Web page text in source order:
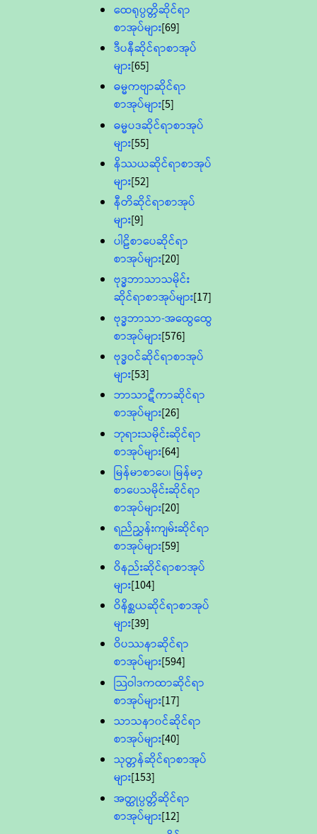
ထေရုပ္ပတ္တိဆိုင်ရာ
စာအုပ်များ[69]
ဒီပနီဆိုင်ရာစာအုပ်
များ[65]
ဓမ္မကဗျာဆိုင်ရာ
စာအုပ်များ[5]
ဓမ္မပဒဆိုင်ရာစာအုပ်
များ[55]
နိဿယဆိုင်ရာစာအုပ်
များ[52]
နီတိဆိုင်ရာစာအုပ်
များ[9]
ပါဠိစာပေဆိုင်ရာ
စာအုပ်များ[20]
ဗုဒ္ဓဘာသာသမိုင်း
ဆိုင်ရာစာအုပ်များ[17]
ဗုဒ္ဓဘာသာ-အထွေထွေ
စာအုပ်များ[576]
ဗုဒ္ဓဝင်ဆိုင်ရာစာအုပ်
များ[53]
ဘာသာဋီကာဆိုင်ရာ
စာအုပ်များ[26]
ဘုရားသမိုင်းဆိုင်ရာ
စာအုပ်များ[64]
မြန်မာစာပေ၊ မြန်မာ့
စာပေသမိုင်းဆိုင်ရာ
စာအုပ်များ[20]
ရည်ညွှန်းကျမ်းဆိုင်ရာ
စာအုပ်များ[59]
ဝိနည်းဆိုင်ရာစာအုပ်
များ[104]
ဝိနိစ္ဆယဆိုင်ရာစာအုပ်
များ[39]
ဝိပဿနာဆိုင်ရာ
စာအုပ်များ[594]
သြဝါဒကထာဆိုင်ရာ
စာအုပ်များ[17]
သာသနာ၀င်ဆိုင်ရာ
စာအုပ်များ[40]
သုတ္တန်ဆိုင်ရာစာအုပ်
များ[153]
အတ္ထုပ္ပတ္တိဆိုင်ရာ
စာအုပ်များ[12]